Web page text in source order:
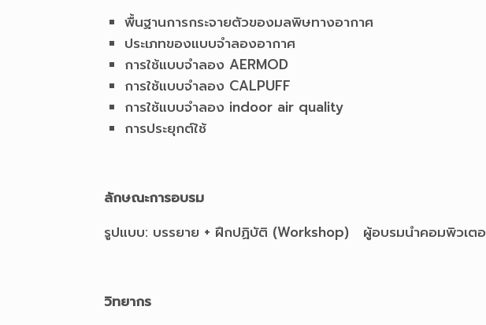
พื้นฐานการกระจายตัวของมลพิษทางอากาศ
ประเภทของแบบจำลองอากาศ
การใช้แบบจำลอง AERMOD
การใช้แบบจำลอง CALPUFF
การใช้แบบจำลอง indoor air quality
การประยุกต์ใช้
ลักษณะการอบรม
รูปแบบ: บรรยาย + ฝึกปฏิบัติ (Workshop) ผู้อบรมนำคอมพิวเต
วิทยากร